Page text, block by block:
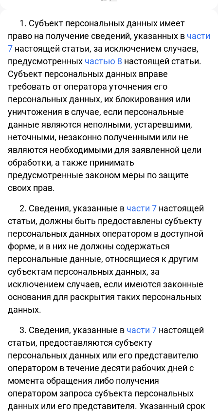
1. Субъект персональных данных имеет
право на получение сведений, указанных в части
7 настоящей статьи, за исключением случаев,
предусмотренных частью 8 настоящей статьи.
Субъект персональных данных вправе
требовать от оператора уточнения его
персональных данных, их блокирования или
уничтожения в случае, если персональные
данные являются неполными, устаревшими,
неточными, незаконно полученными или не
являются необходимыми для заявленной цели
обработки, а также принимать
предусмотренные законом меры по защите
своих прав.
2. Сведения, указанные в части 7 настоящей
статьи, должны быть предоставлены субъекту
персональных данных оператором в доступной
форме, и в них не должны содержаться
персональные данные, относящиеся к другим
субъектам персональных данных, за
исключением случаев, если имеются законные
основания для раскрытия таких персональных
данных.
3. Сведения, указанные в части 7 настоящей
статьи, предоставляются субъекту
персональных данных или его представителю
оператором в течение десяти рабочих дней с
момента обращения либо получения
оператором запроса субъекта персональных
данных или его представителя. Указанный срок